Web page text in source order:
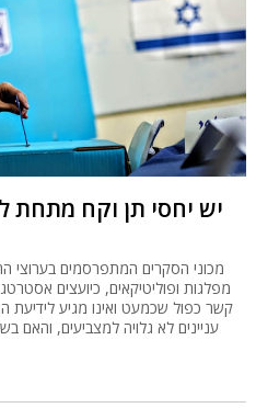
מכוני הסקרים המתפרסמים בערוצי
מפלגות ופוליטיקאים, כיועצים
קשר כפול שכמעט ואינו מגיע לידיעת
עניינים לא גלויה למצביעים, והאם